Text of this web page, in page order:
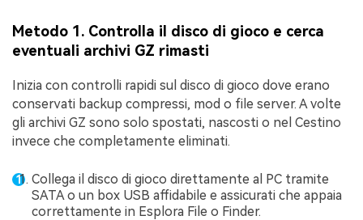
Metodo 1. Controlla il disco di gioco e cerca
eventuali archivi GZ rimasti
Inizia con controlli rapidi sul disco di gioco dove erano
conservati backup compressi, mod o file server. A volte
gli archivi GZ sono solo spostati, nascosti o nel Cestino
invece che completamente eliminati.
Collega il disco di gioco direttamente al PC tramite
SATA o un box USB affidabile e assicurati che appaia
correttamente in Esplora File o Finder.